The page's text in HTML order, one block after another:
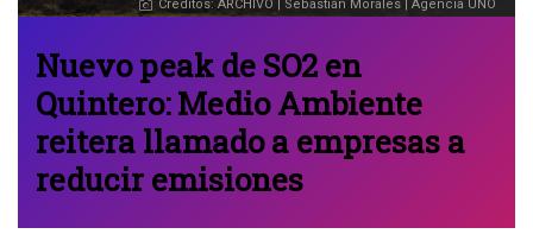
Nuevo peak de SO2 en
Quintero: Medio Ambiente
reitera llamado a empresas a
reducir emisiones
Creditos: ARCHIVO | Sebastián Morales | Agencia UNO